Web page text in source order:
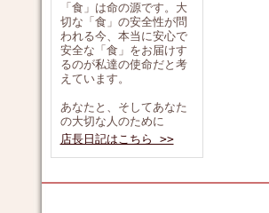
「食」は命の源です。大
切な「食」の安全性が問
われる今、本当に安心で
安全な「食」をお届けす
るのが私達の使命だと考
えています。
あなたと、そしてあなた
の大切な人のために
店長日記はこちら >>